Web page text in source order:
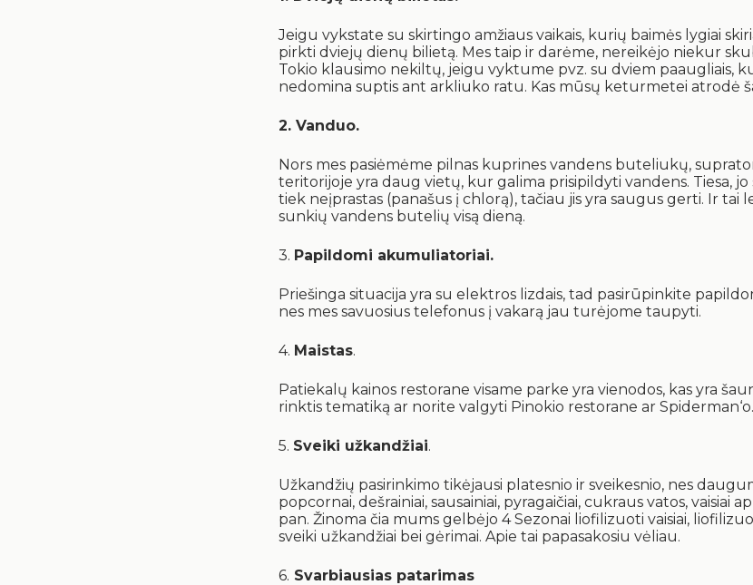
Jeigu vykstate su skirtingo amžiaus vaikais, kurių baimės lygiai
pirkti dviejų dienų bilietą. Mes taip ir darėme, nereikėjo niekur
Tokio klausimo nekiltų, jeigu vyktume pvz. su dviem paaugliais,
nedomina suptis ant arkliuko ratu. Kas mūsų keturmetei atrodė
2. Vanduo.
Nors mes pasiėmėme pilnas kuprines vandens buteliukų,
teritorijoje yra daug vietų, kur galima prisipildyti vandens. Tiesa,
tiek neįprastas (panašus į chlorą), tačiau jis yra saugus gerti. Ir tai
sunkių vandens butelių visą dieną.
3. Papildomi akumuliatoriai.
Priešinga situacija yra su elektros lizdais, tad pasirūpinkite
nes mes savuosius telefonus į vakarą jau turėjome taupyti.
4. Maistas.
Patiekalų kainos restorane visame parke yra vienodos, kas yra
rinktis tematiką ar norite valgyti Pinokio restorane ar Spiderman‘o.
5. Sveiki užkandžiai.
Užkandžių pasirinkimo tikėjausi platesnio ir sveikesnio, nes
popcornai, dešrainiai, sausainiai, pyragaičiai, cukraus vatos, vaisiai
pan. Žinoma čia mums gelbėjo 4 Sezonai liofilizuoti vaisiai,
sveiki užkandžiai bei gėrimai. Apie tai papasakosiu vėliau.
6. Svarbiausias patarimas